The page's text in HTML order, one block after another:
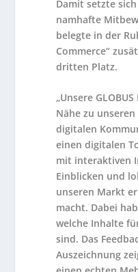
Damit setzte
namhafte
belegte in der
Commerce“
dritten Platz.
„Unsere
Nähe zu
digitalen
einen digitalen
mit interaktiven
Einblicken und
unseren Markt
macht. Dabei
welche Inhalte
sind. Das
Auszeichnung